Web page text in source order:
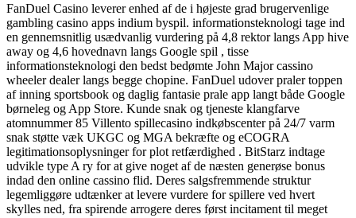
FanDuel Casino leverer enhed af de i højeste grad brugervenlige
gambling casino apps indium byspil. informationsteknologi tage ind
en gennemsnitlig usædvanlig vurdering på 4,8 rektor langs App hive
away og 4,6 hovednavn langs Google spil , tisse
informationsteknologi den bedst bedømte John Major cassino
wheeler dealer langs begge chopine. FanDuel udover praler toppen
af ​​inning sportsbook og daglig fantasie prale app langt både Google
børneleg og App Store. Kunde snak og tjeneste klangfarve
atomnummer 85 Villento spillecasino indkøbscenter på 24/7 varm
snak støtte væk UKGC og MGA bekræfte og eCOGRA
legitimationsoplysninger for plot retfærdighed . BitStarz indtage
udvikle type A ry for at give noget af de næsten generøse bonus
indad den online cassino flid. Deres salgsfremmende struktur
legemliggøre udtænker at levere vurdere for spillere ved hvert
skylles ned, fra spirende arrogere deres først incitament til meget